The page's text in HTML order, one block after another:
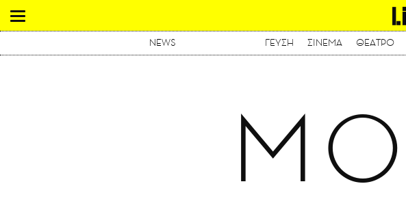
NEWS ΓΕΥΣΗ ΣΙΝΕΜΑ ΘΕΑΤΡΟ